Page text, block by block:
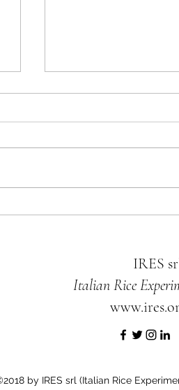
IRES
Italian Rice
by IRES srl (Italian Rice